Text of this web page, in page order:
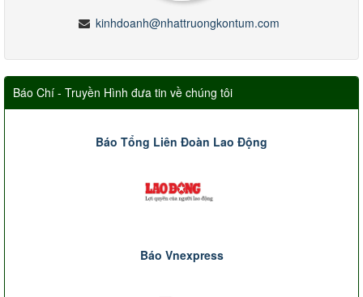
kinhdoanh@nhattruongkontum.com
Báo Chí - Truyền Hình đưa tin về chúng tôi
Báo Tổng Liên Đoàn Lao Động
Báo Vnexpress